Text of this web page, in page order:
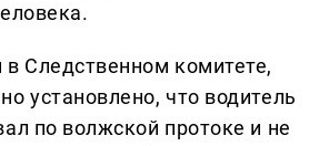
Следственном комитете,
установлено, что водитель
по волжской протоке и не